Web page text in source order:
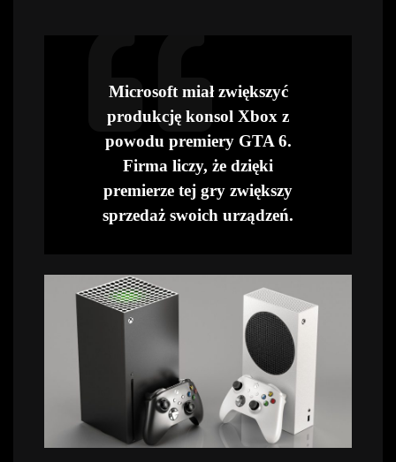
Microsoft miał zwiększyć
produkcję konsol Xbox z
powodu premiery GTA 6.
Firma liczy, że dzięki
premierze tej gry zwiększy
sprzedaż swoich urządzeń.